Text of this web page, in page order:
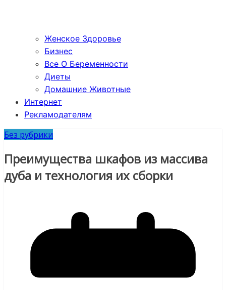
Женское Здоровье
Бизнес
Все О Беременности
Диеты
Домашние Животные
Интернет
Рекламодателям
Без рубрики
Преимущества шкафов из массива
дуба и технология их сборки